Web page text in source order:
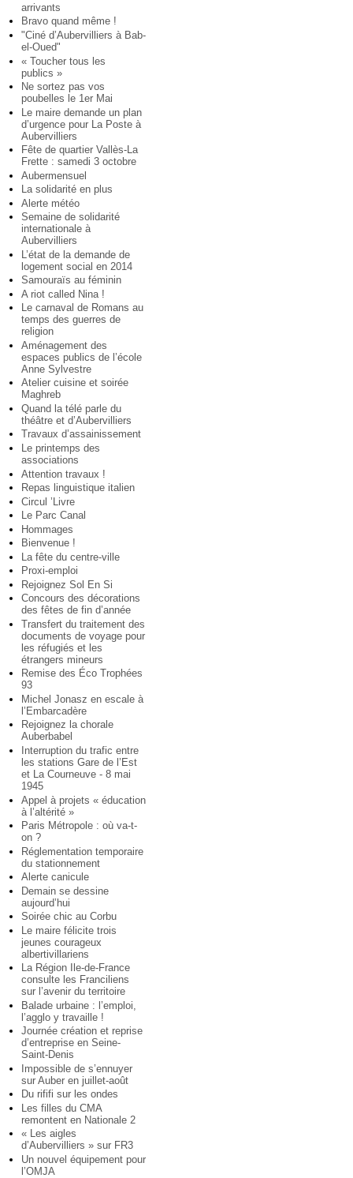
arrivants
Bravo quand même !
"Ciné d’Aubervilliers à Bab-
el-Oued"
« Toucher tous les
publics »
Ne sortez pas vos
poubelles le 1er Mai
Le maire demande un plan
d’urgence pour La Poste à
Aubervilliers
Fête de quartier Vallès-La
Frette : samedi 3 octobre
Aubermensuel
La solidarité en plus
Alerte météo
Semaine de solidarité
internationale à
Aubervilliers
L’état de la demande de
logement social en 2014
Samouraïs au féminin
A riot called Nina !
Le carnaval de Romans au
temps des guerres de
religion
Aménagement des
espaces publics de l’école
Anne Sylvestre
Atelier cuisine et soirée
Maghreb
Quand la télé parle du
théâtre et d’Aubervilliers
Travaux d’assainissement
Le printemps des
associations
Attention travaux !
Repas linguistique italien
Circul ’Livre
Le Parc Canal
Hommages
Bienvenue !
La fête du centre-ville
Proxi-emploi
Rejoignez Sol En Si
Concours des décorations
des fêtes de fin d’année
Transfert du traitement des
documents de voyage pour
les réfugiés et les
étrangers mineurs
Remise des Éco Trophées
93
Michel Jonasz en escale à
l’Embarcadère
Rejoignez la chorale
Auberbabel
Interruption du trafic entre
les stations Gare de l’Est
et La Courneuve - 8 mai
1945
Appel à projets « éducation
à l’altérité »
Paris Métropole : où va-t-
on ?
Réglementation temporaire
du stationnement
Alerte canicule
Demain se dessine
aujourd’hui
Soirée chic au Corbu
Le maire félicite trois
jeunes courageux
albertivillariens
La Région Ile-de-France
consulte les Franciliens
sur l’avenir du territoire
Balade urbaine : l’emploi,
l’agglo y travaille !
Journée création et reprise
d’entreprise en Seine-
Saint-Denis
Impossible de s’ennuyer
sur Auber en juillet-août
Du rififi sur les ondes
Les filles du CMA
remontent en Nationale 2
« Les aigles
d’Aubervilliers » sur FR3
Un nouvel équipement pour
l’OMJA